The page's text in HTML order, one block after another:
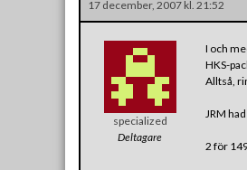
17 december, 2007 kl. 21:52
specialized
Deltagare
I och
HKS-
Alltså,
JRM
2 för